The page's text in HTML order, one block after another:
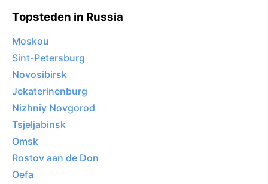
Topsteden in Russia
Moskou
Sint-Petersburg
Novosibirsk
Jekaterinenburg
Nizhniy Novgorod
Tsjeljabinsk
Omsk
Rostov aan de Don
Oefa